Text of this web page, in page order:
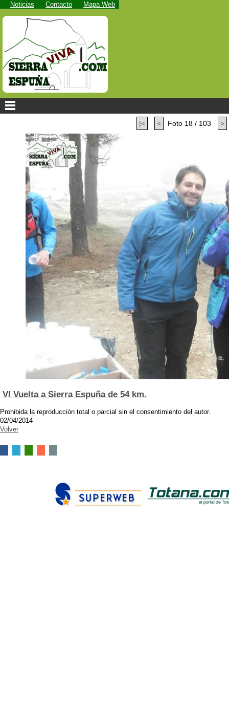
Noticias Contacto Mapa Web
|< < Foto 18 / 103 >
VI Vuelta a Sierra Espuña de 54 km.
Prohibida la reproducción total o parcial sin el consentimiento del autor.
02/04/2014
Volver